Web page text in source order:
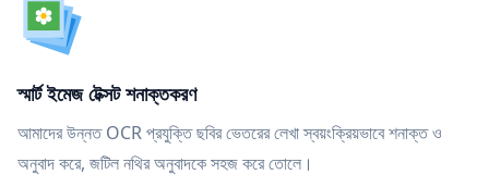
স্মার্ট ইমেজ টেক্সট শনাক্তকরণ
আমাদের উন্নত OCR প্রযুক্তি ছবির ভেতরের লেখা স্বয়ংক্রিয়ভাবে শনাক্ত ও
অনুবাদ করে, জটিল নথির অনুবাদকে সহজ করে তোলে।